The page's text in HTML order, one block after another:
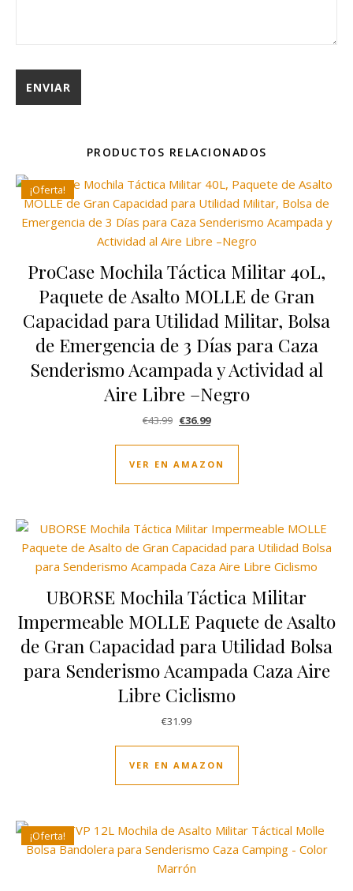
PRODUCTOS RELACIONADOS
¡Oferta!
ProCase Mochila Táctica Militar 40L,
Paquete de Asalto MOLLE de Gran
Capacidad para Utilidad Militar, Bolsa
de Emergencia de 3 Días para Caza
Senderismo Acampada y Actividad al
Aire Libre –Negro
€43.99 El precio original era: €43.99.
€36.99El precio actual es: €36.99.
VER EN AMAZON
UBORSE Mochila Táctica Militar
Impermeable MOLLE Paquete de Asalto
de Gran Capacidad para Utilidad Bolsa
para Senderismo Acampada Caza Aire
Libre Ciclismo
€31.99
VER EN AMAZON
¡Oferta!